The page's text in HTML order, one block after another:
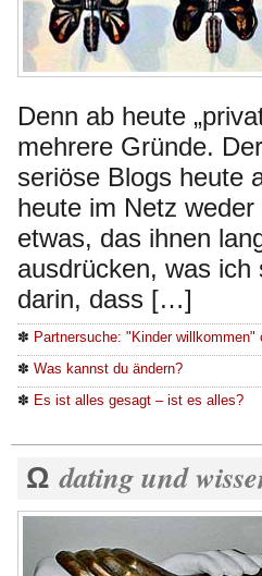
Denn ab heute
mehrere Gründe.
seriöse Blogs heute
heute im Netz
etwas, das ihnen
ausdrücken, was
darin, dass […]
✽ Partnersuche: "Kinder willkommen"
✽ Was kannst du ändern?
✽ Es ist alles gesagt – ist es alles?
Ω dating und